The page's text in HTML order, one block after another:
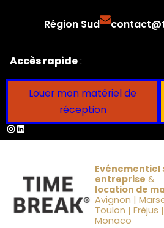
Région Sud
Accès rapide:
Louer mon matériel de
réception
Instagram
LinkedIn
entreprise &
location de
Avignon |
Toulon | Fréjus
Monaco